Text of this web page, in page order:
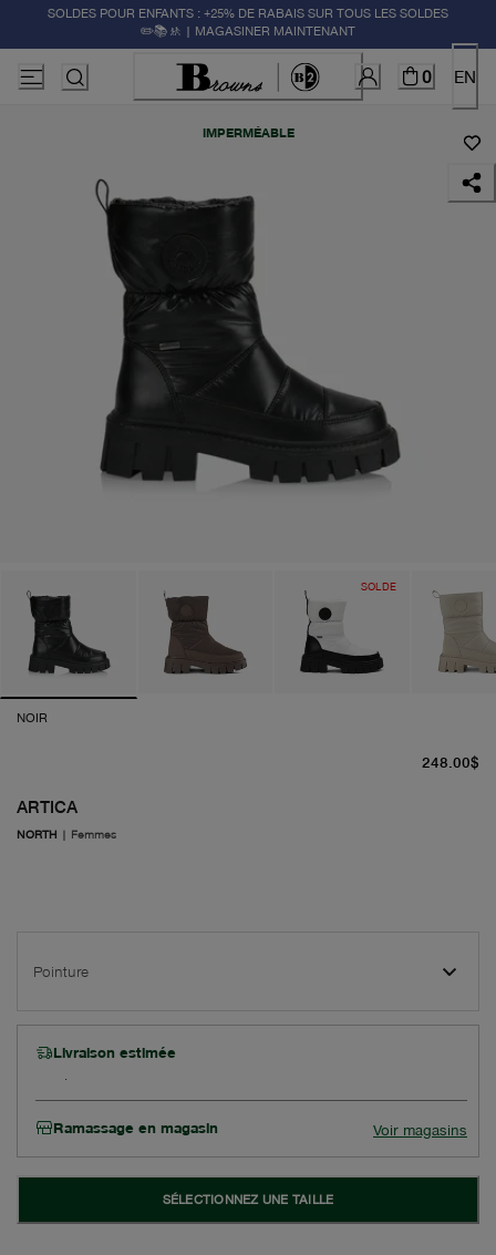
SOLDES POUR ENFANTS : +25% DE RABAIS SUR TOUS LES SOLDES
✏️📚🚸 | MAGASINER MAINTENANT
0 EN
IMPERMÉABLE
SOLDE
NOIR
ARTICA
NORTH | Femmes
248.00$
Pointure
Livraison estimée
Ramassage en magasin Voir magasins
SÉLECTIONNEZ UNE TAILLE